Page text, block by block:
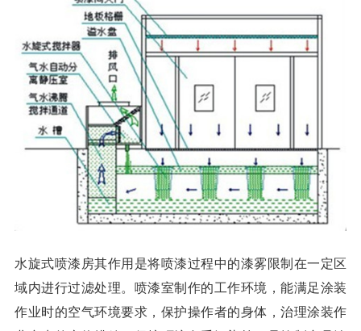
水旋式喷漆房其作用是将喷漆过程中的漆雾限制在一定区
域内进行过滤处理。喷漆室制作的工作环境，能满足涂装
作业时的空气环境要求，保护操作者的身体，治理涂装作